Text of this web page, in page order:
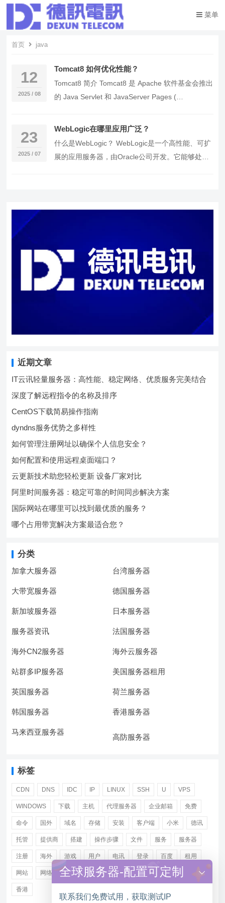
菜单
首页 java
12
2025 / 08
Tomcat8 如何优化性能？
Tomcat8 简介 Tomcat8 是 Apache 软件基金会推出
的 Java Servlet 和 JavaServer Pages (…
23
2025 / 07
WebLogic在哪里应用广泛？
什么是WebLogic？ WebLogic是一个高性能、可扩
展的应用服务器，由Oracle公司开发。它能够处理
近期文章
IT云讯轻量服务器：高性能、稳定网络、优质服务完美结合
深度了解远程指令的名称及排序
CentOS下载简易操作指南
dyndns服务优势之多样性
如何管理注册网址以确保个人信息安全？
如何配置和使用远程桌面端口？
云更新技术助您轻松更新 设备厂家对比
阿里时间服务器：稳定可靠的时间同步解决方案
国际网站在哪里可以找到最优质的服务？
哪个占用带宽解决方案最适合您？
分类
加拿大服务器 台湾服务器
大带宽服务器 德国服务器
新加坡服务器 日本服务器
服务器资讯 法国服务器
海外CN2服务器 海外云服务器
站群多IP服务器 美国服务器租用
英国服务器 荷兰服务器
韩国服务器 香港服务器
马来西亚服务器
高防服务器
标签
CDN DNS IDC IP LINUX SSH U VPS
WINDOWS 下载 主机 代理服务器 企业邮箱 免费
命令 国外 域名 存储 安装 客户端 小米 德讯
托管 提供商 搭建 操作步骤 文件 服务 服务器
注册 海外 游戏 用户 电讯 登录 百度 租用
网站 网络 腾讯 虚拟主机 证书 配置 阿里
香港
全球服务器-配置可定制
联系我们免费试用，获取测试IP